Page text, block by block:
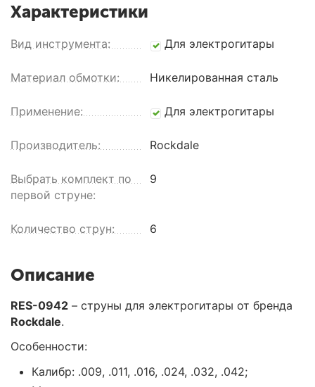
Характеристики
Вид инструмента: Для электрогитары
Материал обмотки: Никелированная сталь
Применение: Для электрогитары
Производитель: Rockdale
Выбрать комплект по
первой струне:
9
Количество струн: 6
Описание
RES-0942 – струны для электрогитары от бренда
Rockdale.
Особенности:
Калибр: .009, .011, .016, .024, .032, .042;